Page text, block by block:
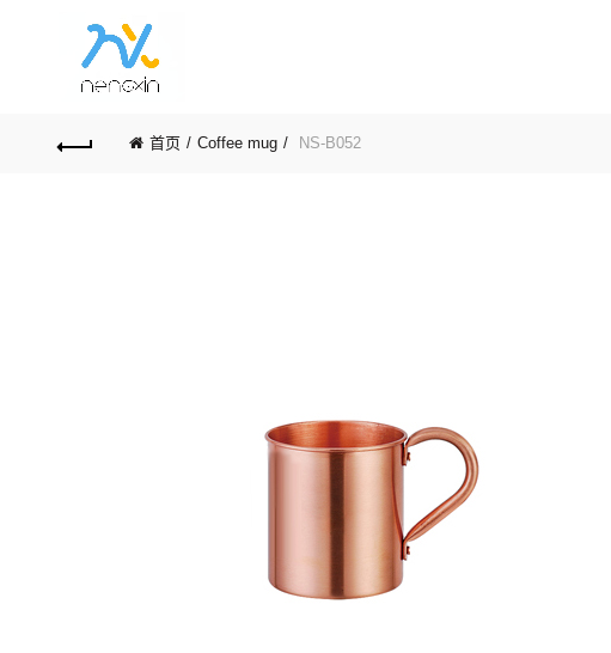
首页 Coffee mug NS-B052